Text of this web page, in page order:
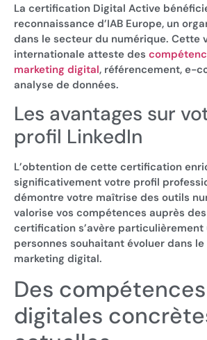
La certification Digital Active
reconnaissance d’IAB Europe, un
dans le secteur du numérique. Cette
internationale atteste des
marketing digital, référencement, e-
analyse de données.
Les avantages sur
profil LinkedIn
L’obtention de cette certification
significativement votre profil
démontre votre maîtrise des outils
valorise vos compétences auprès
certification s’avère particulièrement
personnes souhaitant évoluer dans
marketing digital.
Des compétences
digitales